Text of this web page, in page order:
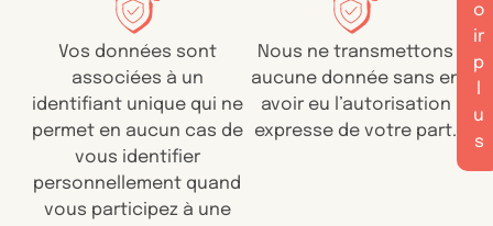
Vos données sont
associées à un
identifiant unique qui ne
permet en aucun cas de
vous identifier
personnellement quand
vous participez à une
Nous ne transmettons
aucune donnée sans en
avoir eu l’autorisation
expresse de votre part.
o
ir
p
u
s